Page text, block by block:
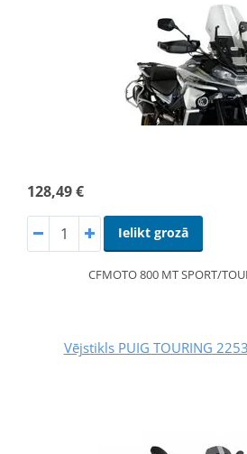
128,49 €
Ielikt grozā
CFMOTO 800 MT SPORT/
Vējstikls PUIG TOURING